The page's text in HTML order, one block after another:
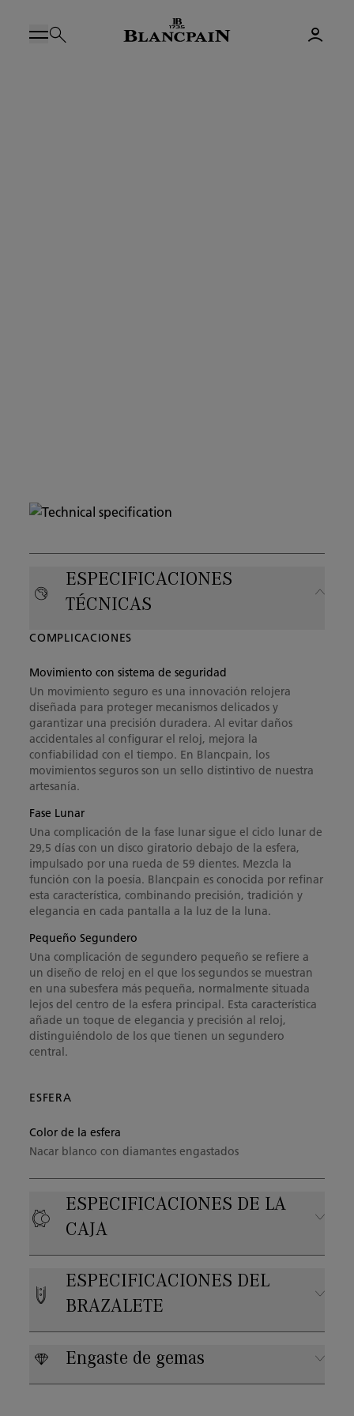
ESPECIFICACIONES
TÉCNICAS
COMPLICACIONES
Movimiento con sistema de seguridad
Un movimiento seguro es una innovación relojera
diseñada para proteger mecanismos delicados y
garantizar una precisión duradera. Al evitar daños
accidentales al configurar el reloj, mejora la
confiabilidad con el tiempo. En Blancpain, los
movimientos seguros son un sello distintivo de nuestra
artesanía.
Fase Lunar
Una complicación de la fase lunar sigue el ciclo lunar de
29,5 días con un disco giratorio debajo de la esfera,
impulsado por una rueda de 59 dientes. Mezcla la
función con la poesía. Blancpain es conocida por refinar
esta característica, combinando precisión, tradición y
elegancia en cada pantalla a la luz de la luna.
Pequeño Segundero
Una complicación de segundero pequeño se refiere a
un diseño de reloj en el que los segundos se muestran
en una subesfera más pequeña, normalmente situada
lejos del centro de la esfera principal. Esta característica
añade un toque de elegancia y precisión al reloj,
distinguiéndolo de los que tienen un segundero
central.
ESFERA
Color de la esfera
Nacar blanco con diamantes engastados
ESPECIFICACIONES DE LA
CAJA
Oro rojo
Resistencia al agua
Resistente al agua 3 bar
ESPECIFICACIONES DEL
BRAZALETE
Set de 2 correas
Engaste de gemas